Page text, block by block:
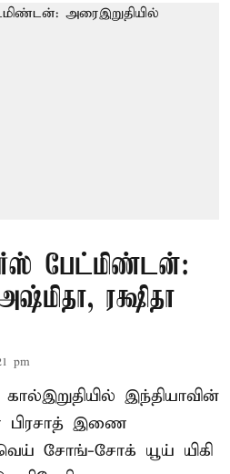
பேட்மிண்டன்:
ரக்ஷிதா
pm
இந்தியாவின்
பிரசாத் இணை
சோங்-சோக் யூய் யிகி